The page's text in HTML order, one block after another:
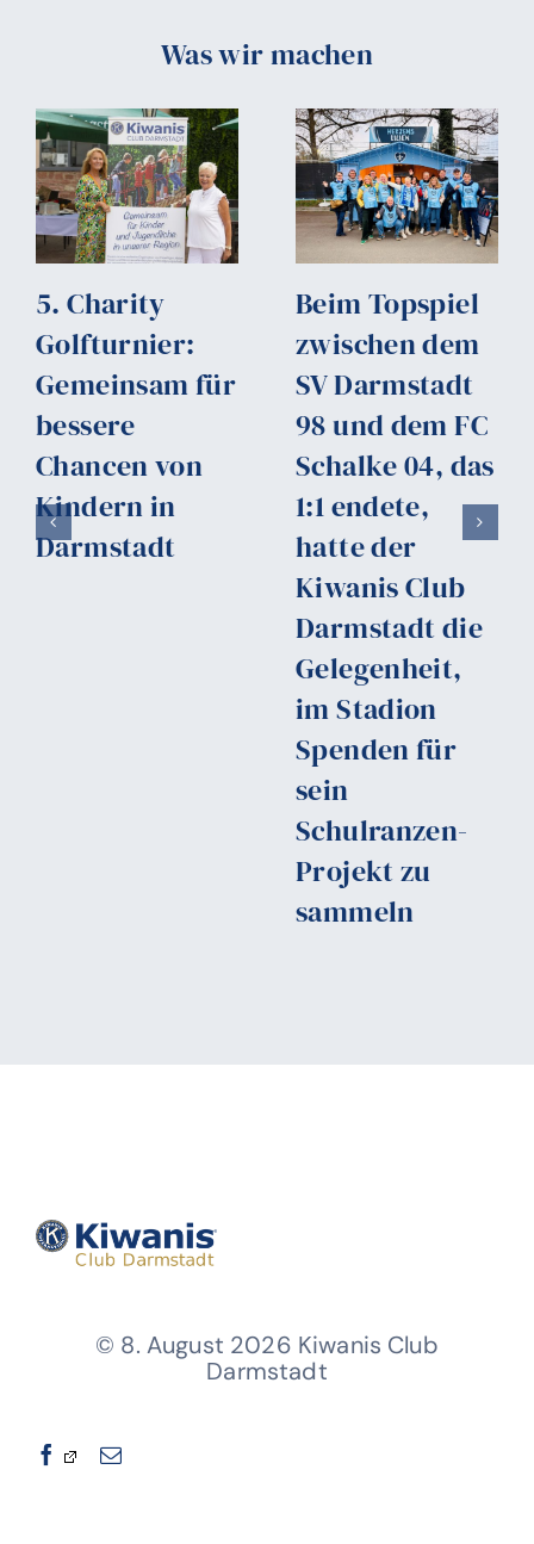
Was wir machen
5. Charity
Golfturnier:
Gemeinsam für
bessere
Chancen von
Kindern in
Darmstadt
Beim Topspiel
zwischen dem
SV Darmstadt
98 und dem FC
Schalke 04, das
1:1 endete,
hatte der
Kiwanis Club
Darmstadt die
Gelegenheit,
im Stadion
Spenden für
sein
Schulranzen-
Projekt zu
sammeln
© 8. August 2026 Kiwanis Club
Darmstadt